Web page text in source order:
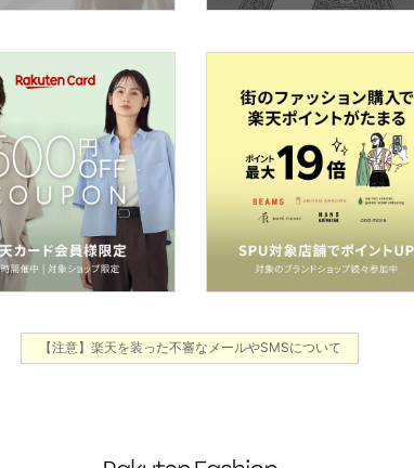
【注意】楽天を装った不審なメールやSMSについて